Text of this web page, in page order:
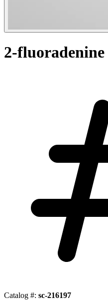
2-fluoradenine
Catalog #: sc-216197